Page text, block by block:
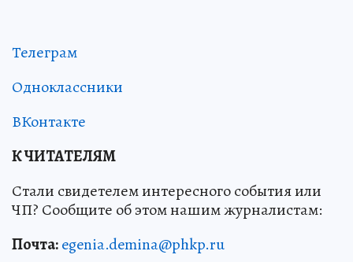
Телеграм
Одноклассники
ВКонтакте
К ЧИТАТЕЛЯМ
Стали свидетелем интересного события или
ЧП? Сообщите об этом нашим журналистам:
Почта:egenia.demina@phkp.ru